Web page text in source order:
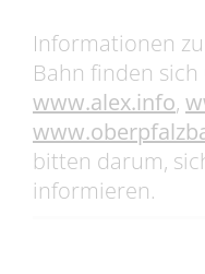
Informationen
Bahn finden
www.alex.info,
bitten darum,
informieren.